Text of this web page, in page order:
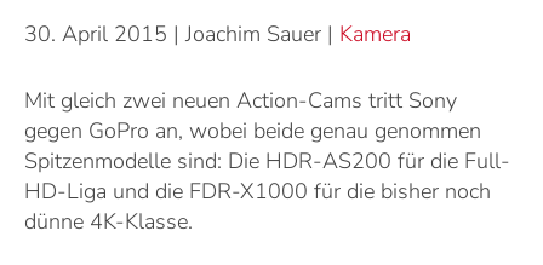
30. April 2015 | Joachim Sauer | Kamera
Mit gleich zwei neuen Action-Cams tritt Sony
gegen GoPro an, wobei beide genau genommen
Spitzenmodelle sind: Die HDR-AS200 für die Full-
HD-Liga und die FDR-X1000 für die bisher noch
dünne 4K-Klasse.